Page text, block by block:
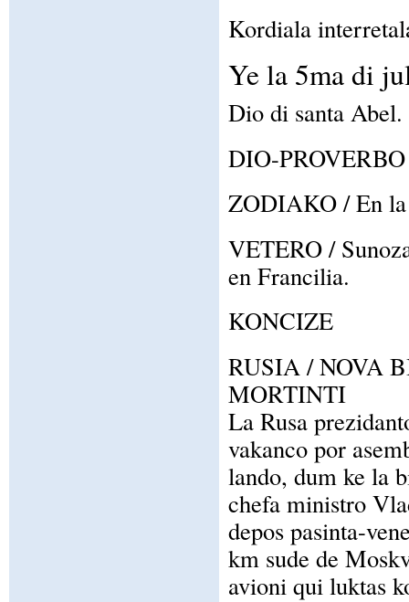
Kordiala
Ye la 5ma di
Dio di santa Abel.
DIO-
ZODIAKO / En la
VETERO /
en Francilia.
KONCIZE
RUSIA / NOVA
MORTINTI
La Rusa
vakanco por
lando, dum ke la
chefa ministro
depos pasinta-
km sude de
avioni qui luktas